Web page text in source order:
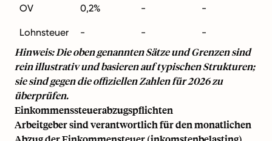
OV 0,2% - -
Lohnsteuer - - -
Hinweis: Die oben genannten Sätze und Grenzen sind
rein illustrativ und basieren auf typischen Strukturen;
sie sind gegen die offiziellen Zahlen für 2026 zu
überprüfen.
Einkommenssteuerabzugspflichten
Arbeitgeber sind verantwortlich für den monatlichen